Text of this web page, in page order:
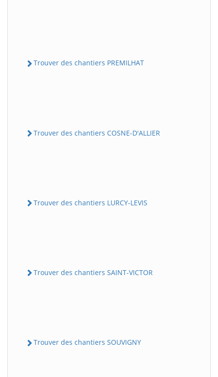
Trouver des chantiers PREMILHAT
Trouver des chantiers COSNE-D'ALLIER
Trouver des chantiers LURCY-LEVIS
Trouver des chantiers SAINT-VICTOR
Trouver des chantiers SOUVIGNY